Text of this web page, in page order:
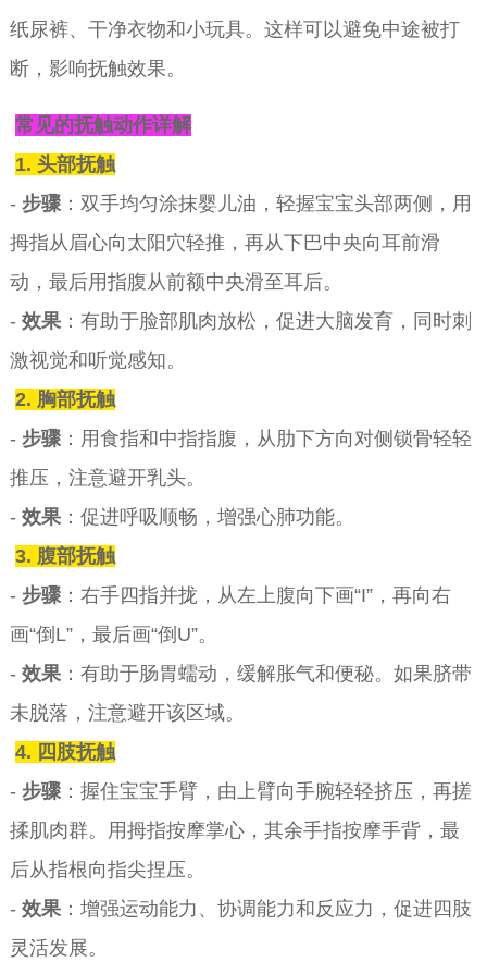
纸尿裤、干净衣物和小玩具。这样可以避免中途被打
断，影响抚触效果。
常见的抚触动作详解
1. 头部抚触
- 步骤：双手均匀涂抹婴儿油，轻握宝宝头部两侧，用
拇指从眉心向太阳穴轻推，再从下巴中央向耳前滑
动，最后用指腹从前额中央滑至耳后。
- 效果：有助于脸部肌肉放松，促进大脑发育，同时刺
激视觉和听觉感知。
2. 胸部抚触
- 步骤：用食指和中指指腹，从肋下方向对侧锁骨轻轻
推压，注意避开乳头。
- 效果：促进呼吸顺畅，增强心肺功能。
3. 腹部抚触
- 步骤：右手四指并拢，从左上腹向下画“I”，再向右
画“倒L”，最后画“倒U”。
- 效果：有助于肠胃蠕动，缓解胀气和便秘。如果脐带
未脱落，注意避开该区域。
4. 四肢抚触
- 步骤：握住宝宝手臂，由上臂向手腕轻轻挤压，再搓
揉肌肉群。用拇指按摩掌心，其余手指按摩手背，最
后从指根向指尖捏压。
- 效果：增强运动能力、协调能力和反应力，促进四肢
灵活发展。